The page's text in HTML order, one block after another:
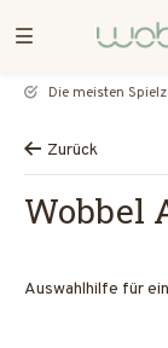
Die meisten
Zurück
Wobbel
Auswahlhilfe für